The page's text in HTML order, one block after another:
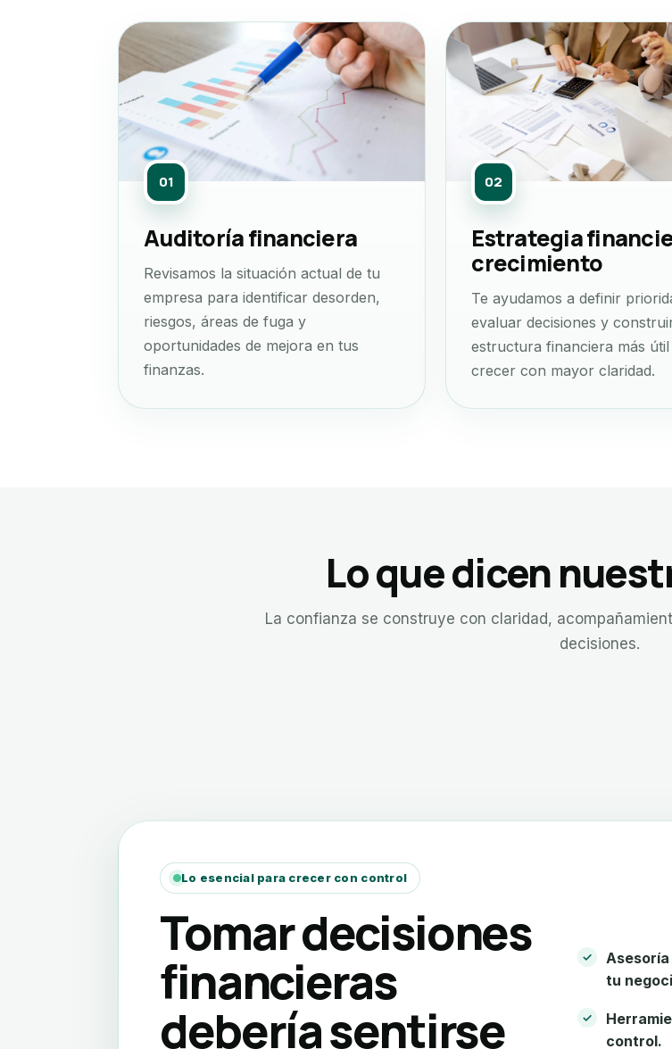
01
Auditoría financiera
Revisamos la situación actual de tu
empresa para identificar desorden,
riesgos, áreas de fuga y
oportunidades de mejora en tus
finanzas.
02
Estrategia
crecimiento
Te ayudamos a definir
evaluar decisiones y
estructura financiera más
crecer con mayor claridad.
Lo que dicen
La confianza se construye con claridad,
decisiones.
Lo esencial para crecer con control
Tomar decisiones
financieras
debería sentirse
tu
control.